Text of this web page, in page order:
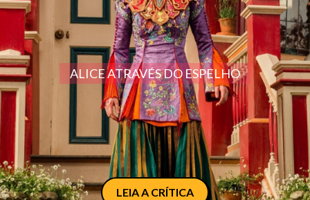
ALICE ATRAVÉS DO ESPELHO
LEIA A CRÍTICA